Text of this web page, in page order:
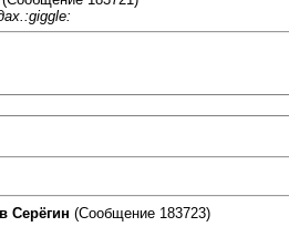
Серёгин (Сообщение 183723)